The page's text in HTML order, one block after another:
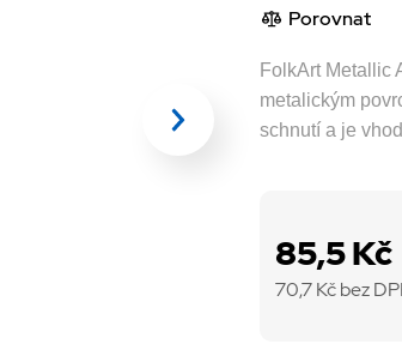
Porovnat
FolkArt Metallic
metalickým
schnutí a je
85,5 Kč
70,7Kč bez